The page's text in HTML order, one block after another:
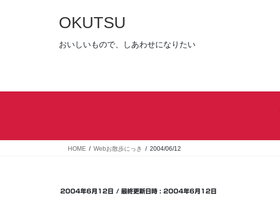
キ
に
OKUTSU
おいしいもので、しあわせになりたい
HOME Webお散歩にっき 2004/06/12
2004年6月12日 / 最終更新日時 : 2004年6月12日